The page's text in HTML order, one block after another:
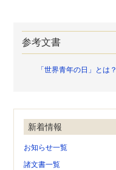
参考文書
「世界青年の日」とは？
新着情報
お知らせ一覧
諸文書一覧